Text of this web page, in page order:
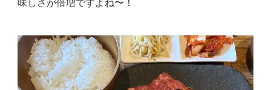
味しさが倍増ですよね〜！